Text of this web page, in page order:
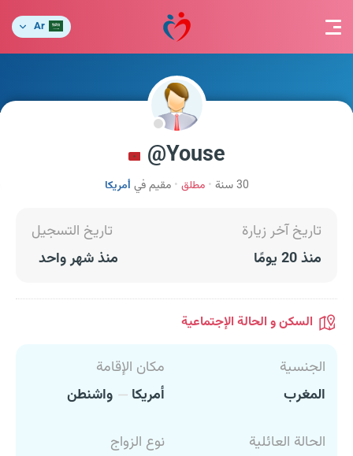
Ar
Youse@
30 سنة مطلق مقيم في أمريكا
تاريخ آخر زيارة
منذ 20 يومًا
تاريخ التسجيل
منذ شهر واحد
السكن و الحالة الإجتماعية
الجنسية
المغرب
مكان الإقامة
أمريكا
واشنطن
الحالة العائلية
نوع الزواج